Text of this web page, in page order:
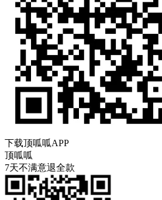
下载顶呱呱APP
顶呱呱
7天不满意退全款